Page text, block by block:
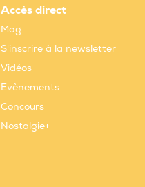
Accès direct
Mag
S'inscrire à la newsletter
Vidéos
Evènements
Concours
Nostalgie+